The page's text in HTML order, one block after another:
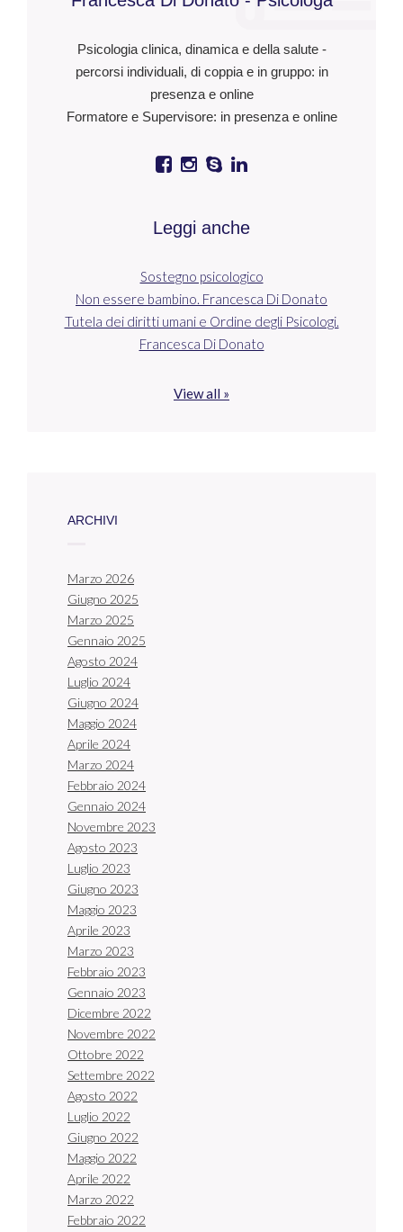
Psicologia clinica, dinamica e della salute -
percorsi individuali, di coppia e in gruppo: in
presenza e online
Formatore e Supervisore: in presenza e online
Leggi anche
Sostegno psicologico
Non essere bambino. Francesca Di Donato
Tutela dei diritti umani e Ordine degli Psicologi.
Francesca Di Donato
View all »
ARCHIVI
Marzo 2026
Giugno 2025
Marzo 2025
Gennaio 2025
Agosto 2024
Luglio 2024
Giugno 2024
Maggio 2024
Aprile 2024
Marzo 2024
Febbraio 2024
Gennaio 2024
Novembre 2023
Agosto 2023
Luglio 2023
Giugno 2023
Maggio 2023
Aprile 2023
Marzo 2023
Febbraio 2023
Gennaio 2023
Dicembre 2022
Novembre 2022
Ottobre 2022
Settembre 2022
Agosto 2022
Luglio 2022
Giugno 2022
Maggio 2022
Aprile 2022
Marzo 2022
Febbraio 2022